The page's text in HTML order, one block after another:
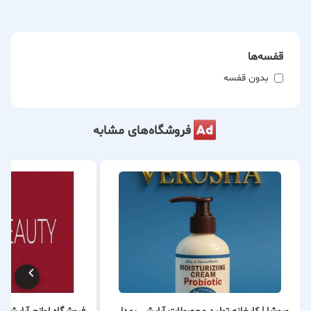
خاطر از آن‌ها استفاده کنند.
مشتریان و ارائه مشاوره در انتخاب محصولات مناسب است.
کارشناسان این مجموعه با راهنمایی صحیح و معرفی محصولات
می‌کنند تا بهترین انتخاب را داشته باشند.
تنوع گسترده محصولات، ارائه کالاهای اصل، قیمت‌گذاری مناسب،
احترام به حقوق مشتریان و ارائه خدمات حرفه‌ای از مهم‌ترین اصول
کاری آرکیا به شمار می‌رود. این مجموعه همواره در تلاش است تا با
عرضه جدیدترین محصولات روز بازار و ایجاد فضایی مطمئن برای
خرید، رضایت مشتریان خود را جلب کند.
قفسه‌ها
بدون قفسه
فروشگاه‌های مشابه